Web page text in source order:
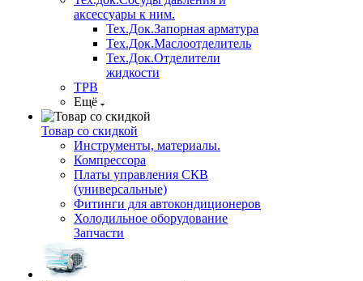
аксессуары к ним.
Тех.Док.Запорная арматура
Тех.Док.Маслоотделитель
Тех.Док.Отделители
жидкости
ТРВ
Ещё
Товар со скидкой
Инструменты, материалы.
Компрессора
Платы управления СКВ
(универсальные)
Фитинги для автокондиционеров
Холодильное оборудование
Запчасти